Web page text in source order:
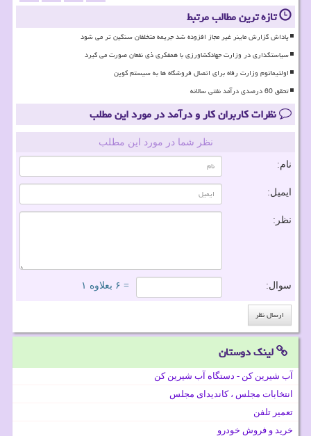
تازه ترین مطالب مرتبط
پاداش گزارش ماینر غیر مجاز افزوده شد جریمه متخلفان سنگین تر می شود
سیاستگذاری در وزارت جهادکشاورزی با همفکری ذی نفعان صورت می گیرد
اولتیماتوم وزارت رفاه برای اتصال فروشگاه ها به سیستم کوپن
تحقق 60 درصدی درآمد نفتی سالانه
نظرات کاربران کار و درآمد در مورد این مطلب
نظر شما در مورد این مطلب
نام:
ایمیل:
نظر:
سوال: = ۶ بعلاوه ۱
لینک دوستان
آب شیرین کن - دستگاه آب شیرین کن
انتخابات مجلس ، کاندیدای مجلس
تعمیر تلفن
خرید و فروش خودرو